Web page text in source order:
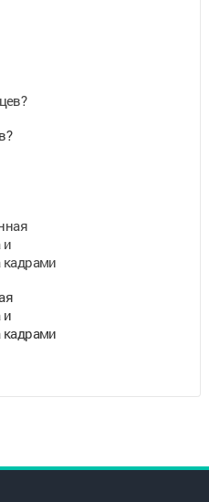
и
кадрами